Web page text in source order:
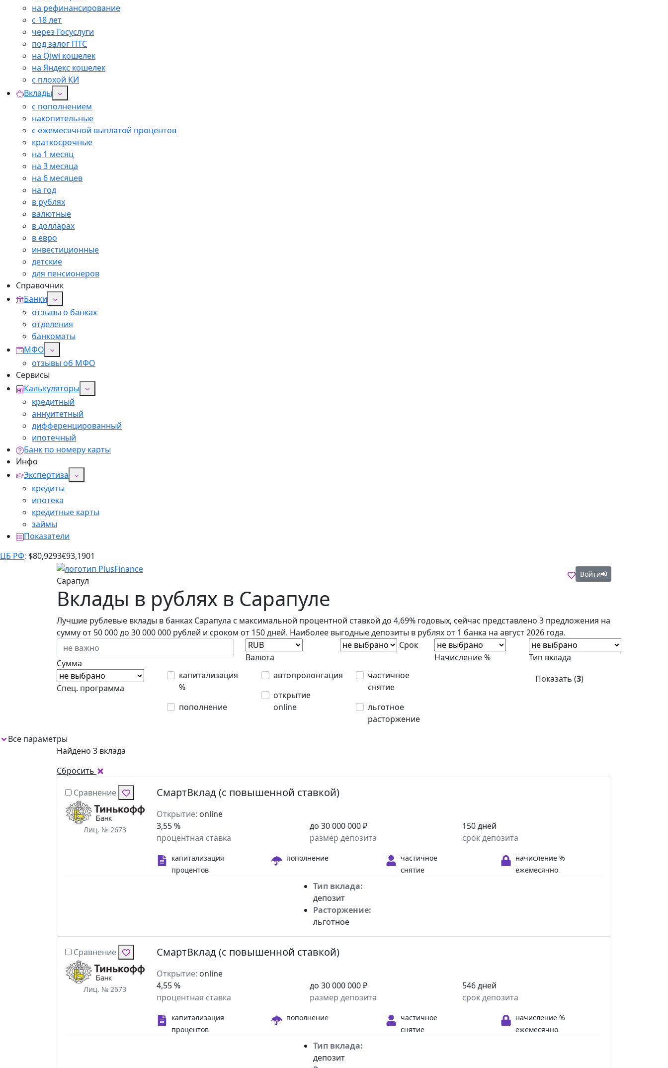
на рефинансирование
с 18 лет
через Госуслуги
под залог ПТС
на Qiwi кошелек
на Яндекс кошелек
с плохой КИ
Вклады
с пополнением
накопительные
с ежемесячной выплатой процентов
краткосрочные
на 1 месяц
на 3 месяца
на 6 месяцев
на год
в рублях
валютные
в долларах
в евро
инвестиционные
детские
для пенсионеров
Справочник
Банки
отзывы о банках
отделения
банкоматы
МФО
отзывы об МФО
Сервисы
Калькуляторы
кредитный
аннуитетный
дифференцированный
ипотечный
Банк по номеру карты
Инфо
Экспертиза
кредиты
ипотека
кредитные карты
займы
Показатели
ЦБ РФ: $80,9293€93,1901
Сарапул
Войти
Вклады в рублях в Сарапуле
Лучшие рублевые вклады в банках Сарапула с максимальной процентной ставкой до 4,69% годовых, сейчас представлено 3 предложения на
сумму от 50 000 до 30 000 000 рублей и сроком от 150 дней. Наиболее выгодные депозиты в рублях от 1 банка на август 2026 года.
Сумма
Валюта
Срок
Начисление %
Тип вклада
Спец. программа
капитализация
%
пополнение
автопролонгация
открытие
online
частичное
снятие
льготное
расторжение
Показать (3)
Все параметры
Найдено 3 вклада
Сбросить
Сравнение
Лиц. № 2673
СмартВклад (с повышенной ставкой)
Открытие: online
3,55 %
процентная ставка
до 30 000 000 ₽
размер депозита
150 дней
срок депозита
капитализация
процентов
пополнение
частичное
снятие
начисление %
ежемесячно
Тип вклада:
депозит
Расторжение:
льготное
Сравнение
Лиц. № 2673
СмартВклад (с повышенной ставкой)
Открытие: online
4,55 %
процентная ставка
до 30 000 000 ₽
размер депозита
546 дней
срок депозита
капитализация
процентов
пополнение
частичное
снятие
начисление %
ежемесячно
Тип вклада:
депозит